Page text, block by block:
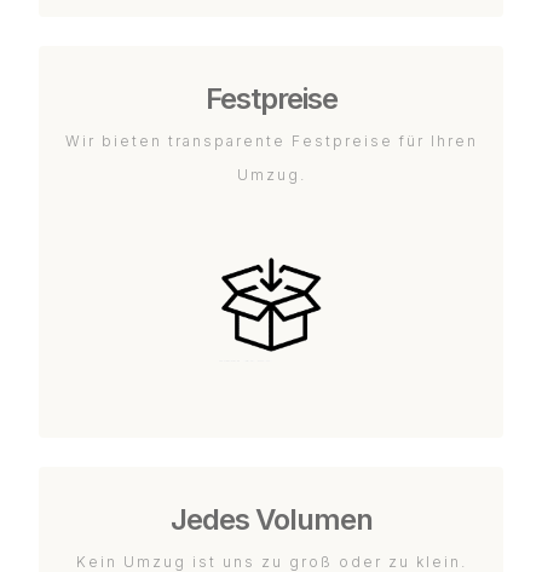
Festpreise
Wir bieten transparente Festpreise für Ihren
Umzug.
Jedes Volumen
Kein Umzug ist uns zu groß oder zu klein.